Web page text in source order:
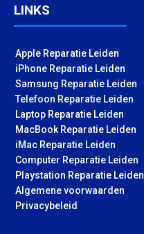
LINKS
Apple Reparatie Leiden
iPhone Reparatie Leiden
Samsung Reparatie Leiden
Telefoon Reparatie Leiden
Laptop Reparatie Leiden
MacBook Reparatie Leiden
iMac Reparatie Leiden
Computer Reparatie Leiden
Playstation Reparatie Leiden
Algemene voorwaarden
Privacybeleid